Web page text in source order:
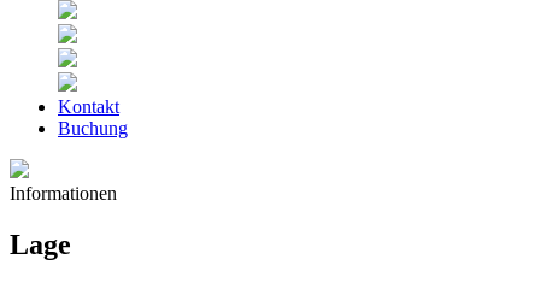
Kontakt
Buchung
Informationen
Lage